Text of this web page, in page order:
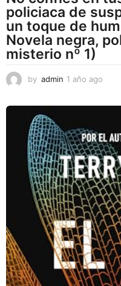
policiaca de
un toque de
Novela negra,
misterio nº 1)
by admin 1 año ago
g
o